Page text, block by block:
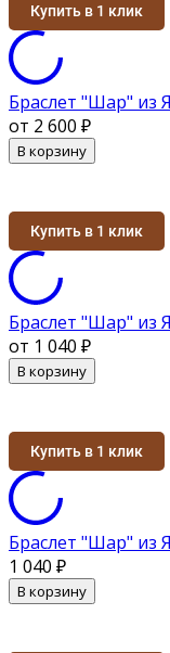
Купить в 1 клик
Браслет "Шар" из
от 2 600 ₽
В корзину
Купить в 1 клик
Браслет "Шар" из
от 1 040 ₽
В корзину
Купить в 1 клик
Браслет "Шар" из
1 040 ₽
В корзину